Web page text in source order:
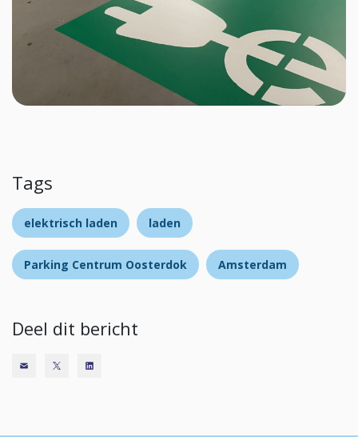
Tags
elektrisch laden laden
Parking Centrum Oosterdok Amsterdam
Deel dit bericht